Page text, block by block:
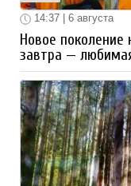
14:37 | 6 августа
Новое поколение
завтра —